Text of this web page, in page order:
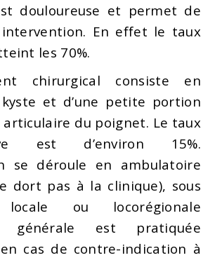
douloureuse et permet de
En effet le taux
les 70%.
chirurgical consiste en
kyste et d’une petite portion
articulaire du poignet. Le taux
est d’environ 15%.
se déroule en ambulatoire
dort pas à la clinique), sous
locale ou locorégionale
générale est pratiquée
cas de contre-indication à